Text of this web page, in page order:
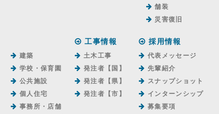
舗装
災害復旧
建築
学校・保育園
公共施設
個人住宅
事務所・店舗
工事情報
土木工事
発注者【国】
発注者【県】
発注者【市】
採用情報
代表メッセージ
先輩紹介
スナップショット
インターンシップ
募集要項